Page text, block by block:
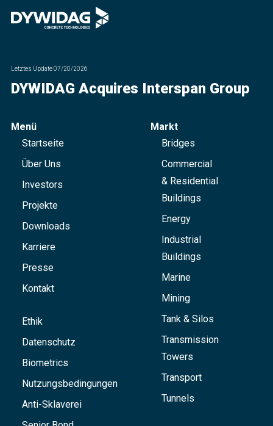
Letztes Update07/20/2026
DYWIDAG Acquires Interspan Group
Menü
Startseite
Über Uns
Investors
Projekte
Downloads
Karriere
Presse
Kontakt
Ethik
Datenschutz
Biometrics
Nutzungsbedingungen
Anti-Sklaverei
Markt
Bridges
Commercial
& Residential
Buildings
Energy
Industrial
Buildings
Marine
Mining
Tank & Silos
Transmission
Towers
Transport
Tunnels